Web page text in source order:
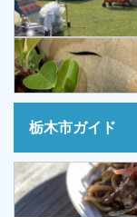
栃木市ガイド